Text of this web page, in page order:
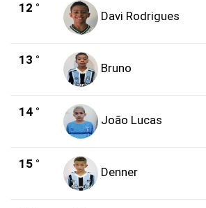
12 °
Davi Rodrigues
13 °
Bruno
14 °
João Lucas
15 °
Denner